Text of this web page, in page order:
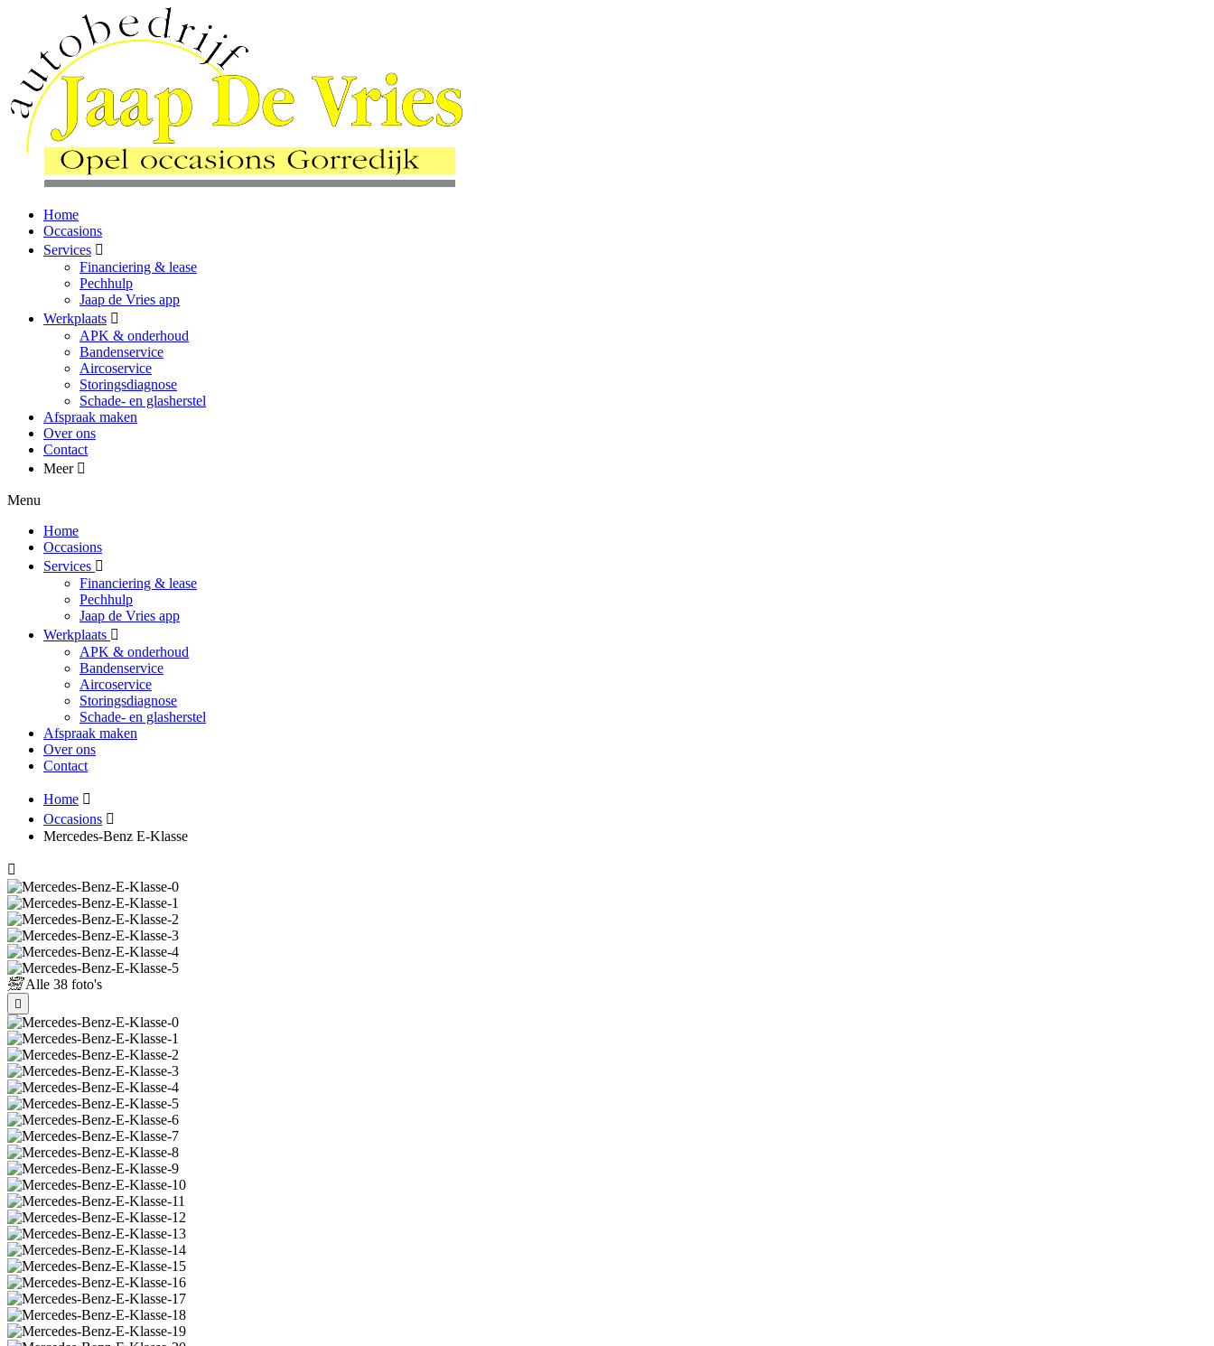
Home
Occasions
Services
Financiering & lease
Pechhulp
Jaap de Vries app
Werkplaats
APK & onderhoud
Bandenservice
Aircoservice
Storingsdiagnose
Schade- en glasherstel
Afspraak maken
Over ons
Contact
Meer
Menu
Home
Occasions
Services
Financiering & lease
Pechhulp
Jaap de Vries app
Werkplaats
APK & onderhoud
Bandenservice
Aircoservice
Storingsdiagnose
Schade- en glasherstel
Afspraak maken
Over ons
Contact
Home
Occasions
Mercedes-Benz E-Klasse
Alle 38 foto's